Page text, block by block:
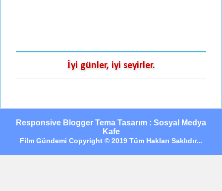
İyi günler, iyi seyirler.
Responsive Blogger Tema Tasarım : Sosyal Medya
Kafe
Film Gündemi Copyright © 2019 Tüm Hakları Saklıdır...